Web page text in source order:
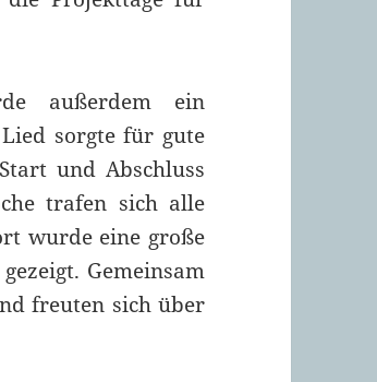
außerdem ein
Lied sorgte für gute
und Abschluss
trafen sich alle
wurde eine große
Gemeinsam
freuten sich über